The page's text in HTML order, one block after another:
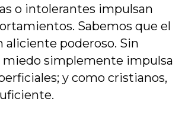
o intolerantes impulsan
Sabemos que el
aliciente poderoso. Sin
miedo simplemente impulsa
y como cristianos,